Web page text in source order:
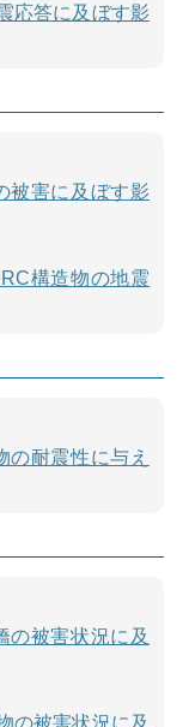
応答に及ぼす影
被害に及ぼす影
構造物の地震
の耐震性に与え
の被害状況に及
の被害状況に及